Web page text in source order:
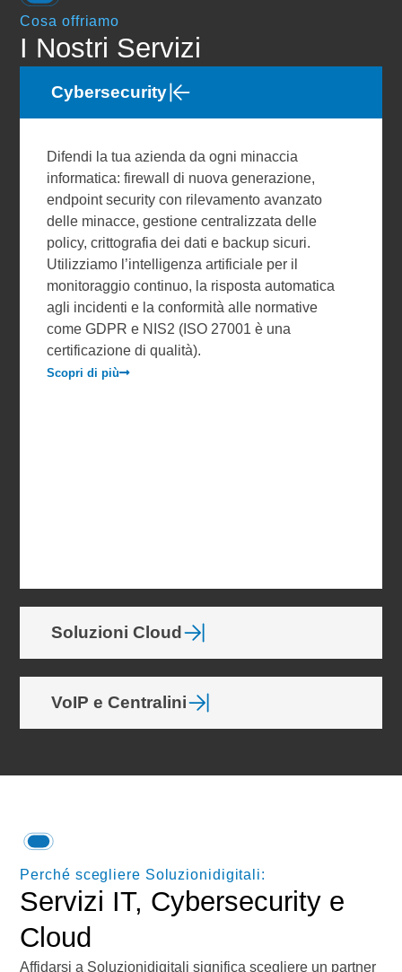
Cosa offriamo
I Nostri Servizi
Cybersecurity
Soluzioni Cloud
VoIP e Centralini
Difendi la tua azienda da ogni minaccia
informatica: firewall di nuova generazione,
endpoint security con rilevamento avanzato
delle minacce, gestione centralizzata delle
policy, crittografia dei dati e backup sicuri.
Utilizziamo l’intelligenza artificiale per il
monitoraggio continuo, la risposta automatica
agli incidenti e la conformità alle normative
come GDPR e NIS2 (ISO 27001 è una
certificazione di qualità).
Scopri di più
Perché scegliere Soluzionidigitali:
Servizi IT, Cybersecurity e
Cloud
Affidarsi a Soluzionidigitali significa scegliere un partner